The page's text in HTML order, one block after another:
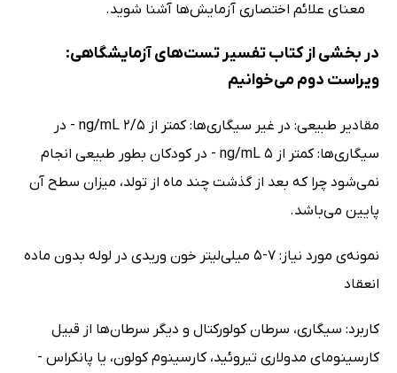
معنای علائم اختصاری آزمایش‌ها آشنا شوید.
در بخشی از کتاب تفسیر تست‌های آزمایشگاهی:
ویراست دوم می‌خوانیم
مقادیر طبیعی: در غیر سیگاری‌ها: کمتر از 2/5 ng/mL - در
سیگاری‌ها: کمتر از 5 ng/mL - در کودکان بطور طبیعی انجام
نمی‌شود چرا که بعد از گذشت چند ماه از تولد، میزان سطح آن
پایین می‌باشد.
نمونه‌ی مورد نیاز: 7-5 میلی‌لیتر خون وریدی در لوله بدون ماده
انعقاد
کاربرد: سیگاری، سرطان کولورکتال و دیگر سرطان‌ها از قبیل
کارسینومای مدولاری تیروئید، کارسینوم کولون، یا پانکراس -